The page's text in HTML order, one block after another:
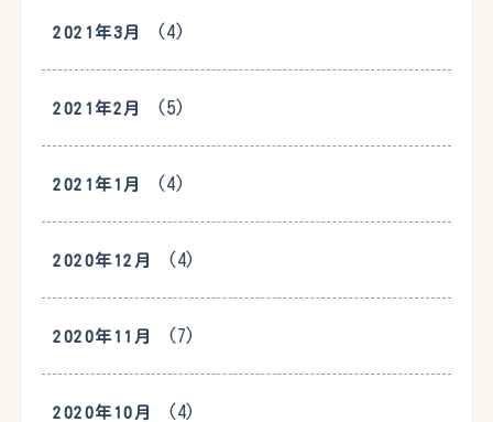
2021年3月 (4)
2021年2月 (5)
2021年1月 (4)
2020年12月 (4)
2020年11月 (7)
2020年10月 (4)